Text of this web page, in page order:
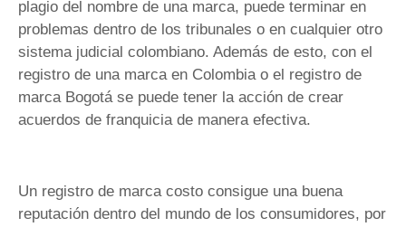
plagio del nombre de una marca, puede terminar en
problemas dentro de los tribunales o en cualquier otro
sistema judicial colombiano. Además de esto, con el
registro de una marca en Colombia o el registro de
marca Bogotá se puede tener la acción de crear
acuerdos de franquicia de manera efectiva.
Un registro de marca costo consigue una buena
reputación dentro del mundo de los consumidores, por